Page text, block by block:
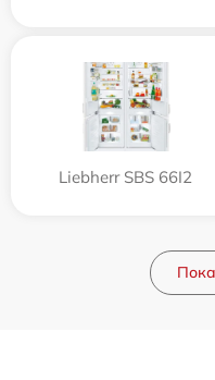
Liebherr SBS 66I2